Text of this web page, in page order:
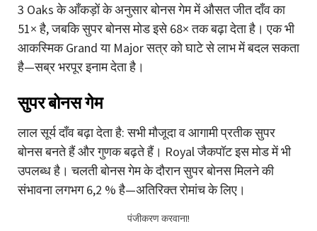
3 Oaks के आँकड़ों के अनुसार बोनस गेम में औसत जीत दाँव का
51× है, जबकि सुपर बोनस मोड इसे 68× तक बढ़ा देता है। एक भी
आकस्मिक Grand या Major सत्र को घाटे से लाभ में बदल सकता
है—सब्र भरपूर इनाम देता है।
सुपर बोनस गेम
लाल सूर्य दाँव बढ़ा देता है: सभी मौजूदा व आगामी प्रतीक सुपर
बोनस बनते हैं और गुणक बढ़ते हैं। Royal जैकपॉट इस मोड में भी
उपलब्ध है। चलती बोनस गेम के दौरान सुपर बोनस मिलने की
संभावना लगभग 6,2 % है—अतिरिक्त रोमांच के लिए।
पंजीकरण करवाना!